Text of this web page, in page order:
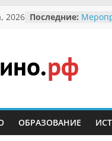
2026 Последние:
ОБРАЗОВАНИЕ